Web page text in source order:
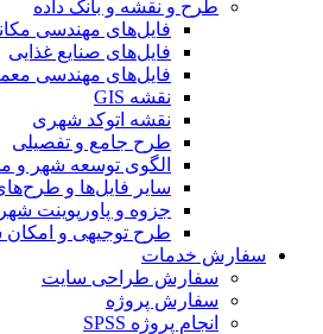
طرح و نقشه و بانک داده
فایل‌های مهندسی مکانیک
فایل‌های صنایع غذایی
فایل‌های مهندسی معماری
نقشه اتوکد شهری
طرح جامع و تفصیلی
الگوی توسعه شهر و محله
سایر فایل‌ها و طرح‌های شهری
جزوه و پاورپوینت شهرسازی
طرح توجیهی و امکان سنجی
خدمات
سفارش طراحی سایت
سفارش پروژه
انجام پروژه SPSS